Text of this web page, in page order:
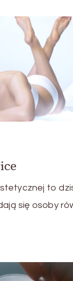
to
się osoby